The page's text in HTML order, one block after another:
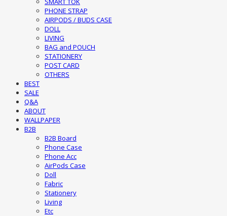
PHONE STRAP
AIRPODS / BUDS CASE
DOLL
LIVING
BAG and POUCH
STATIONERY
POST CARD
OTHERS
BEST
SALE
Q&A
ABOUT
WALLPAPER
B2B
B2B Board
Phone Case
Phone Acc
AirPods Case
Doll
Fabric
Stationery
Living
Etc